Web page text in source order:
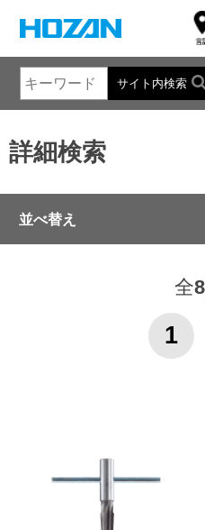
サイト内検索
詳細検索
並べ替え
全8
1